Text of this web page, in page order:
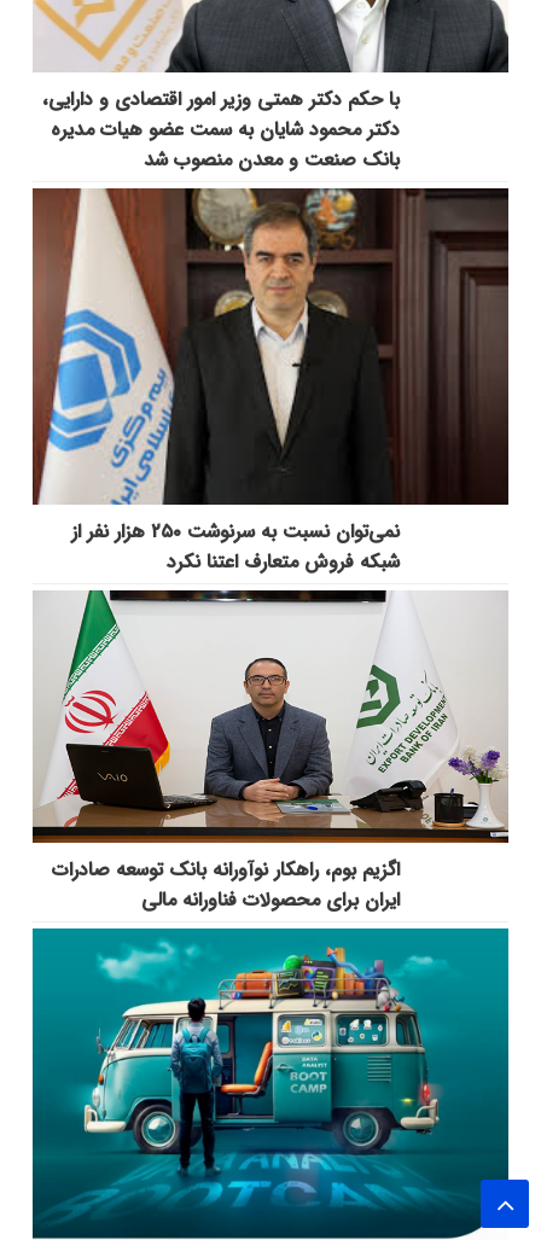
با حکم دکتر همتی وزیر امور اقتصادی و دارایی،
دکتر محمود شایان به سمت عضو هیات مدیره
بانک صنعت و معدن منصوب شد
نمی‌توان نسبت به سرنوشت ۲۵۰ هزار نفر از
شبکه فروش متعارف اعتنا نکرد
اگزیم بوم، راهکار نوآورانه بانک توسعه صادرات
ایران برای محصولات فناورانه مالی